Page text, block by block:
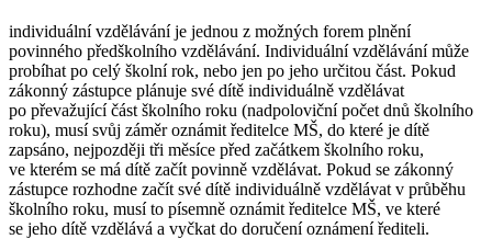
individuální vzdělávání je jednou z možných forem plnění
povinného předškolního vzdělávání. Individuální vzdělávání může
probíhat po celý školní rok, nebo jen po jeho určitou část. Pokud
zákonný zástupce plánuje své dítě individuálně vzdělávat
po převažující část školního roku (nadpoloviční počet dnů školního
roku), musí svůj záměr oznámit ředitelce MŠ, do které je dítě
zapsáno, nejpozději tři měsíce před začátkem školního roku,
ve kterém se má dítě začít povinně vzdělávat. Pokud se zákonný
zástupce rozhodne začít své dítě individuálně vzdělávat v průběhu
školního roku, musí to písemně oznámit ředitelce MŠ, ve které
se jeho dítě vzdělává a vyčkat do doručení oznámení řediteli.